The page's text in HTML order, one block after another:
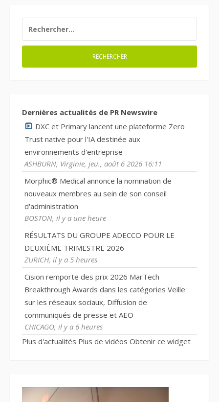
Dernières actualités de PR Newswire
DXC et Primary lancent une plateforme Zero
Trust native pour l'IA destinée aux
environnements d'entreprise
ASHBURN, Virginie, jeu., août 6 2026 16:11
Morphic® Medical annonce la nomination de
nouveaux membres au sein de son conseil
d'administration
BOSTON, il y a une heure
RÉSULTATS DU GROUPE ADECCO POUR LE
DEUXIÈME TRIMESTRE 2026
ZURICH, il y a 5 heures
Cision remporte des prix 2026 MarTech
Breakthrough Awards dans les catégories Veille
sur les réseaux sociaux, Diffusion de
communiqués de presse et AEO
CHICAGO, il y a 6 heures
Plus d'actualités Plus de vidéos Obtenir ce widget